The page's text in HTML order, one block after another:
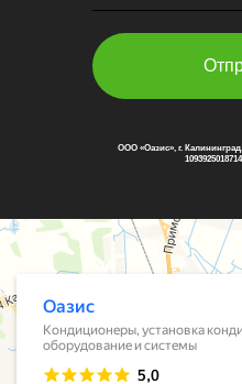
ООО «Оазис», г.